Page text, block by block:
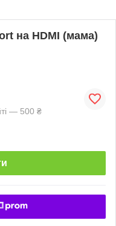
на HDMI (мама)
— 500 ₴